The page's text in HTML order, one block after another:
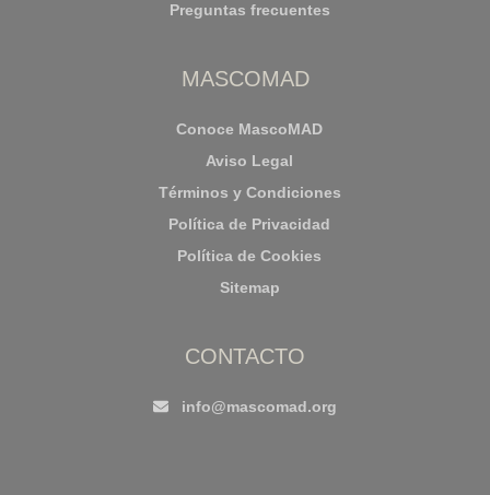
Preguntas frecuentes
MASCOMAD
Conoce MascoMAD
Aviso Legal
Términos y Condiciones
Política de Privacidad
Política de Cookies
Sitemap
CONTACTO
info@mascomad.org